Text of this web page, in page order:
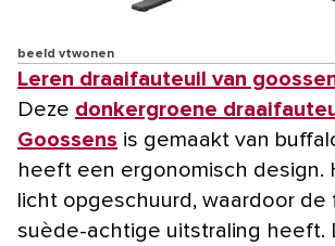
beeld vtwonen
Leren draaifauteuil van
Deze donkergroene
Goossens is gemaakt van
heeft een ergonomisch design.
licht opgeschuurd, waardoor de
suède-achtige uitstraling heeft.